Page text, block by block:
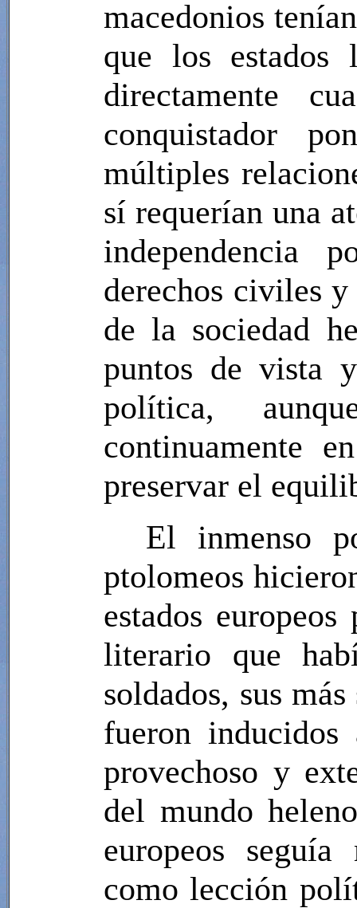
macedonios
que los estados
directamente
conquistador
múltiples
sí requerían una
independencia
derechos civiles
de la sociedad
puntos de vista
política,
continuamente
preservar el
El inmenso
ptolomeos
estados
literario que
soldados, sus
fueron
provechoso y
del mundo
europeos
como lección